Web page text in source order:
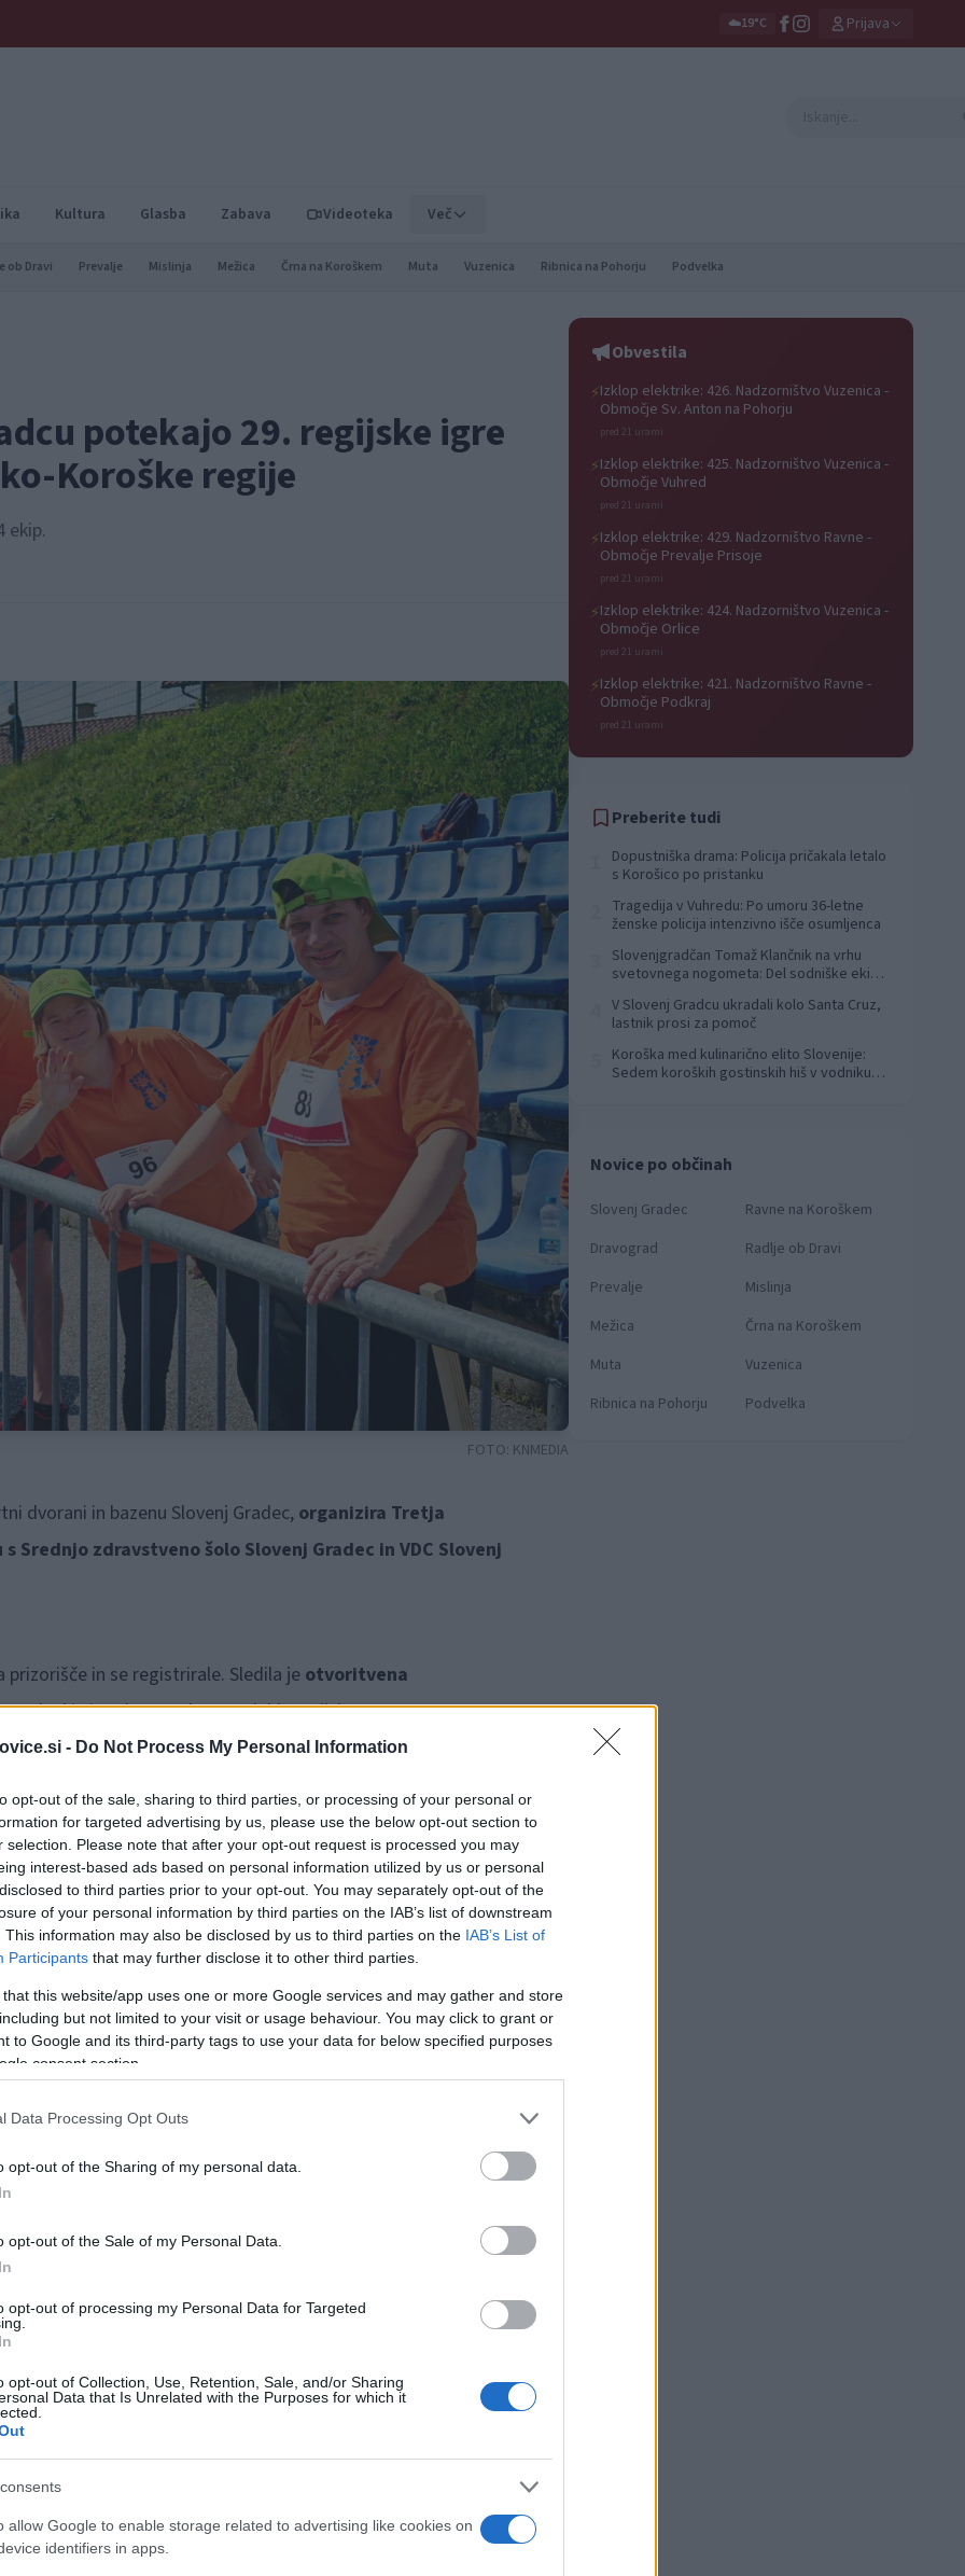
- Do Not Process My Personal Information
opt-out of the sale, sharing to third parties, or processing of your personal or
for targeted advertising by us, please use the below opt-out section to
selection. Please note that after your opt-out request is processed you may
interest-based ads based on personal information utilized by us or personal
to third parties prior to your opt-out. You may separately opt-out of the
of your personal information by third parties on the IAB’s list of downstream
This information may also be disclosed by us to third parties on the IAB’s List of
Participants that may further disclose it to other third parties.
that this website/app uses one or more Google services and may gather and store
but not limited to your visit or usage behaviour. You may click to grant or
to Google and its third-party tags to use your data for below specified purposes
consent section.
Data Processing Opt Outs
opt-out of the Sharing of my personal data.
opt-out of the Sale of my Personal Data.
opt-out of processing my Personal Data for Targeted
opt-out of Collection, Use, Retention, Sale, and/or Sharing
Data that Is Unrelated with the Purposes for which it
allow Google to enable storage related to advertising like cookies on
identifiers in apps.
☁️19°C Prijava
Kultura Glasba Zabava Videoteka Več
ob Dravi Prevalje Mislinja Mežica Črna na Koroškem Muta Vuzenica Ribnica na Pohorju Podvelka
potekajo 29. regijske igre
Koroške regije
ekip.
FOTO: KNMEDIA
dvorani in bazenu Slovenj Gradec, organizira Tretja
Srednjo zdravstveno šolo Slovenj Gradec in VDC Slovenj
prizorišče in se registrirale. Sledila je otvoritvena
ekip in tekmovanja so se lahko začela.Tekmovalni del
pa so najboljšim podelili medalje. Medalje je podeljevala
medalj, sicer športnica
Obvestila
⚡Izklop elektrike: 426. Nadzorništvo Vuzenica -
Območje Sv. Anton na Pohorju
pred 21 urami
⚡Izklop elektrike: 425. Nadzorništvo Vuzenica -
Območje Vuhred
pred 21 urami
⚡Izklop elektrike: 429. Nadzorništvo Ravne -
Območje Prevalje Prisoje
pred 21 urami
⚡Izklop elektrike: 424. Nadzorništvo Vuzenica -
Območje Orlice
pred 21 urami
⚡Izklop elektrike: 421. Nadzorništvo Ravne -
Območje Podkraj
pred 21 urami
Preberite tudi
Dopustniška drama: Policija pričakala letalo
s Korošico po pristanku
Tragedija v Vuhredu: Po umoru 36-letne
ženske policija intenzivno išče osumljenca
Slovenjgradčan Tomaž Klančnik na vrhu
svetovnega nogometa: Del sodniške ekipe
V Slovenj Gradcu ukradali kolo Santa Cruz,
lastnik prosi za pomoč
Koroška med kulinarično elito Slovenije:
Sedem koroških gostinskih hiš v vodniku
Novice po občinah
Slovenj Gradec
Ravne na Koroškem
Dravograd
Radlje ob Dravi
Prevalje
Mislinja
Mežica
Črna na Koroškem
Muta
Vuzenica
Ribnica na Pohorju
Podvelka